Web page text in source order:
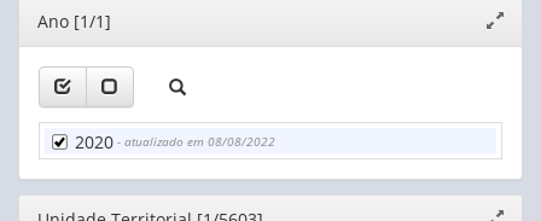
Editor
janela
Ano [1/1]
2020 - atualizado em 08/08/2022